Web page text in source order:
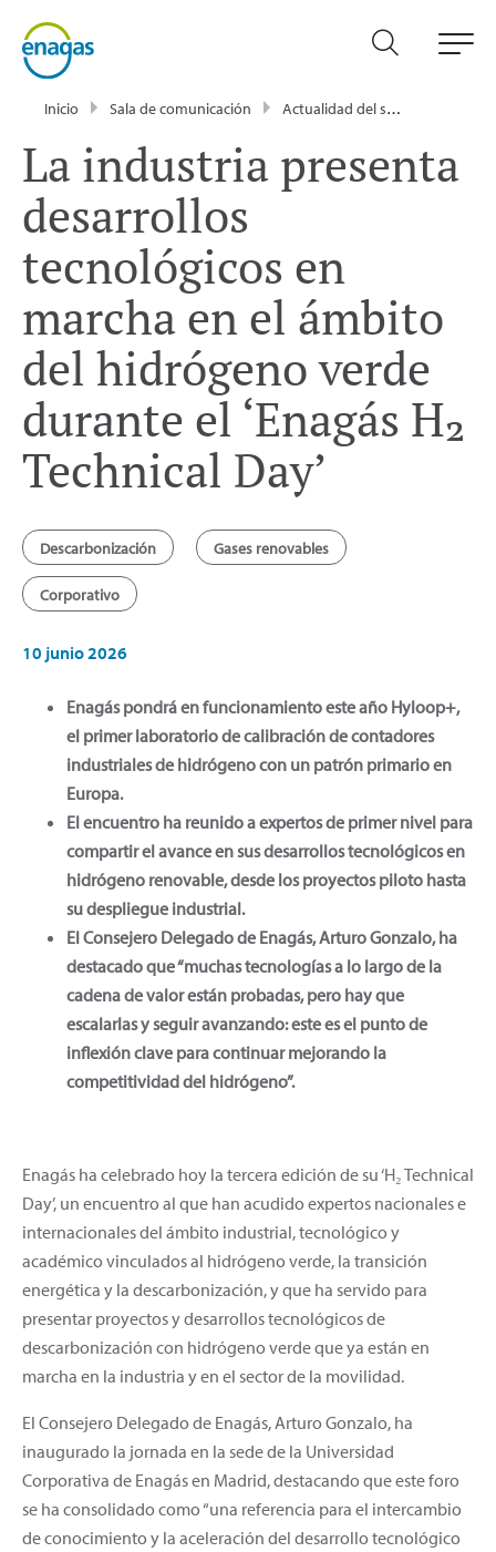
Inicio Sala de comunicación Actualidad del sector energético - Enagás
La industria presenta
desarrollos
tecnológicos en
marcha en el ámbito
del hidrógeno verde
durante el ‘Enagás H₂
Technical Day’
Descarbonización Gases renovables
Corporativo
10 junio 2026
Enagás pondrá en funcionamiento este año Hyloop+,
el primer laboratorio de calibración de contadores
industriales de hidrógeno con un patrón primario en
Europa.
El encuentro ha reunido a expertos de primer nivel para
compartir el avance en sus desarrollos tecnológicos en
hidrógeno renovable, desde los proyectos piloto hasta
su despliegue industrial.
El Consejero Delegado de Enagás, Arturo Gonzalo, ha
destacado que “muchas tecnologías a lo largo de la
cadena de valor están probadas, pero hay que
escalarlas y seguir avanzando: este es el punto de
inflexión clave para continuar mejorando la
competitividad del hidrógeno”.
Enagás ha celebrado hoy la tercera edición de su ‘H₂ Technical
Day’, un encuentro al que han acudido expertos nacionales e
internacionales del ámbito industrial, tecnológico y
académico vinculados al hidrógeno verde, la transición
energética y la descarbonización, y que ha servido para
presentar proyectos y desarrollos tecnológicos de
descarbonización con hidrógeno verde que ya están en
marcha en la industria y en el sector de la movilidad.
El Consejero Delegado de Enagás, Arturo Gonzalo, ha
inaugurado la jornada en la sede de la Universidad
Corporativa de Enagás en Madrid, destacando que este foro
se ha consolidado como “una referencia para el intercambio
de conocimiento y la aceleración del desarrollo tecnológico